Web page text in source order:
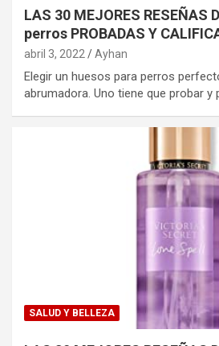
LAS 30 MEJORES RESEÑAS
perros PROBADAS Y
abril 3, 2022 Ayhan
Elegir un huesos para perros
abrumadora. Uno tiene que probar y
SALUD Y BELLEZA